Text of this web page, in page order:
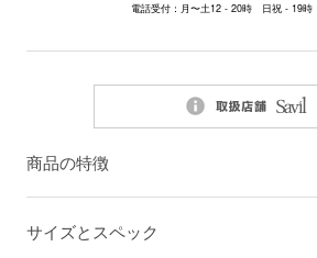
電話受付：月〜土12 - 20時 日祝 - 19
商品の特徴
サイズとスペック